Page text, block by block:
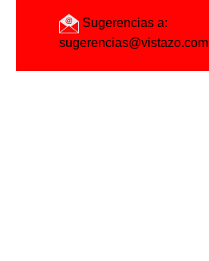
Sugerencias a:
sugerencias@vistazo.com